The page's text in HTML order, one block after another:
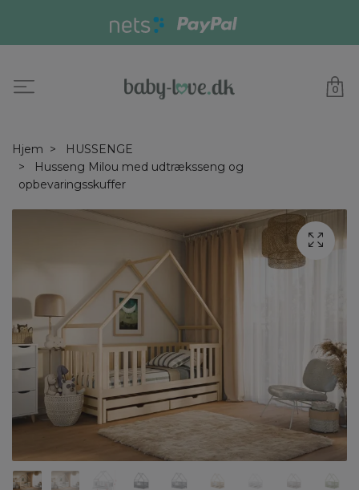
0
Hjem
HUSSENGE
Husseng Milou med udtræksseng og
opbevaringsskuffer